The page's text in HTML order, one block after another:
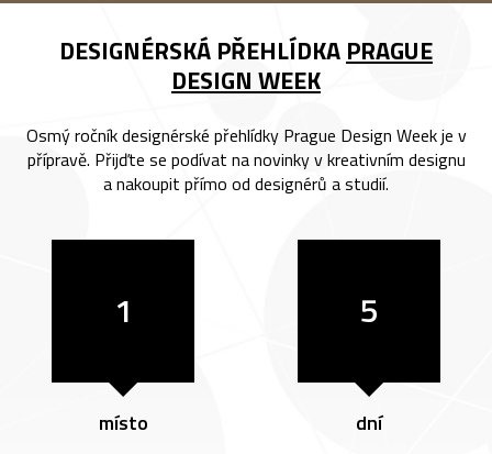
DESIGNÉRSKÁ PŘEHLÍDKA PRAGUE
DESIGN WEEK
Osmý ročník designérské přehlídky Prague Design Week je v
přípravě. Přijďte se podívat na novinky v kreativním designu
a nakoupit přímo od designérů a studií.
1
místo
5
dní